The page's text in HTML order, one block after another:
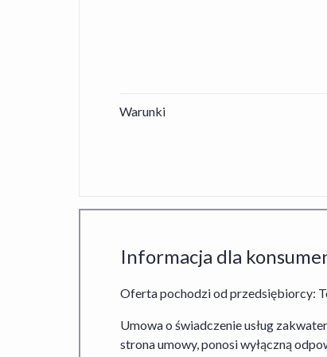
Warunki
Informacja dla
Oferta pochodzi od przedsiębiorcy:
Umowa o świadczenie usług
strona umowy, ponosi wyłączną